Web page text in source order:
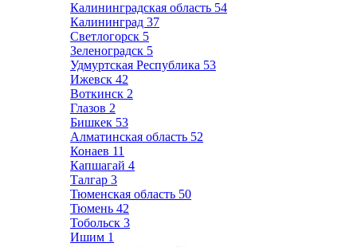
Калининградская область 54
Калининград 37
Светлогорск 5
Зеленоградск 5
Удмуртская Республика 53
Ижевск 42
Воткинск 2
Глазов 2
Бишкек 53
Алматинская область 52
Конаев 11
Капшагай 4
Талгар 3
Тюменская область 50
Тюмень 42
Тобольск 3
Ишим 1